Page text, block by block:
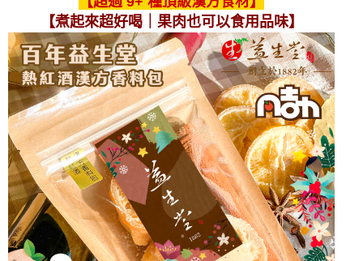
【煮起來超好喝｜果肉也可以食用品味】